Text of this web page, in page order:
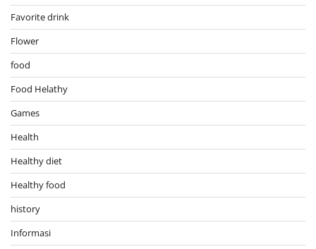
Favorite drink
Flower
food
Food Helathy
Games
Health
Healthy diet
Healthy food
history
Informasi